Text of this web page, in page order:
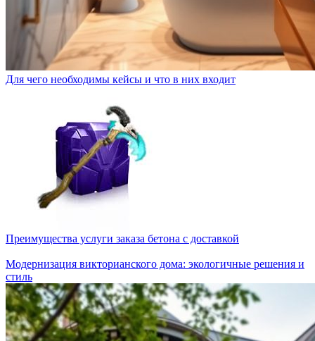
Для чего необходимы кейсы и что в них входит
Преимущества услуги заказа бетона с доставкой
Модернизация викторианского дома: экологичные решения и
стиль